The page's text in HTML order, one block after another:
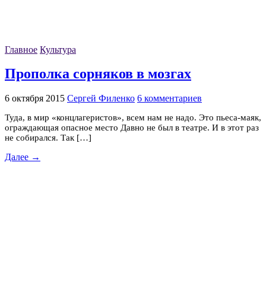
Главное Культура
Прополка сорняков в мозгах
6 октября 2015 Сергей Филенко 6 комментариев
Туда, в мир «концлагеристов», всем нам не надо. Это пьеса-маяк,
ограждающая опасное место Давно не был в театре. И в этот раз
не собирался. Так […]
Далее →